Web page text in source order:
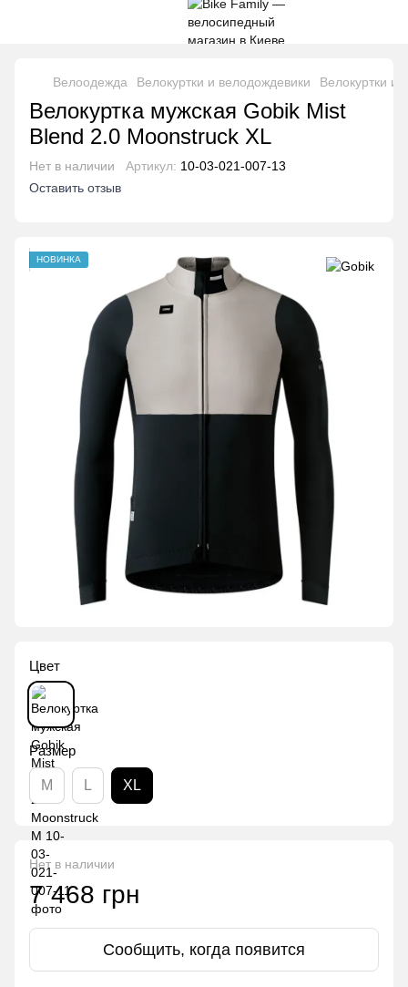
Велоодежда Велокуртки и велодождевики Велокуртки и
Велокуртка мужская Gobik Mist
Blend 2.0 Moonstruck XL
Нет в наличии Артикул: 10-03-021-007-13
Оставить отзыв
НОВИНКА
Цвет
Размер
M L XL
Нет в наличии
7 468 грн
Сообщить, когда появится